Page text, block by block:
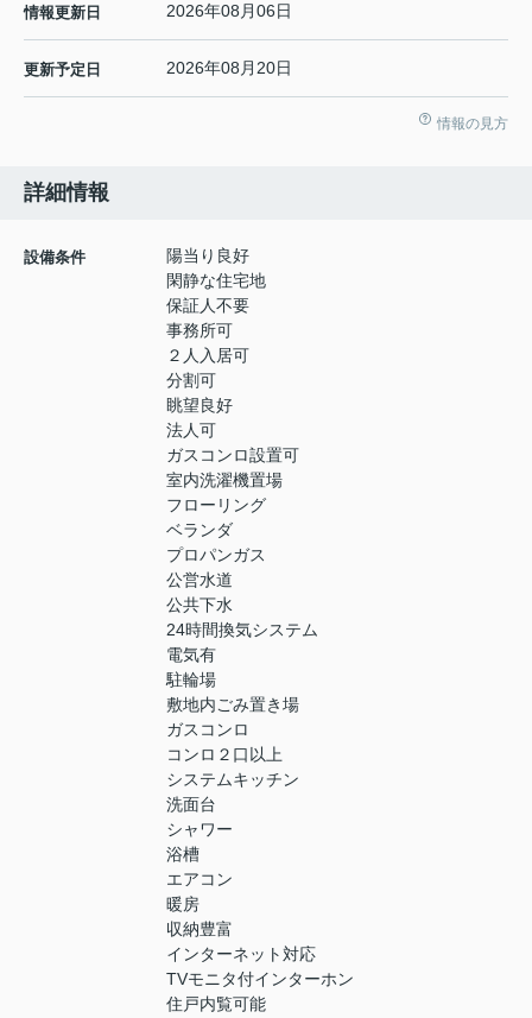
情報更新日 2026年08月06日
更新予定日 2026年08月20日
情報の見方
詳細情報
設備条件
陽当り良好
閑静な住宅地
保証人不要
事務所可
２人入居可
分割可
眺望良好
法人可
ガスコンロ設置可
室内洗濯機置場
フローリング
ベランダ
プロパンガス
公営水道
公共下水
24時間換気システム
電気有
駐輪場
敷地内ごみ置き場
ガスコンロ
コンロ２口以上
システムキッチン
洗面台
シャワー
浴槽
エアコン
暖房
収納豊富
インターネット対応
TVモニタ付インターホン
住戸内覧可能